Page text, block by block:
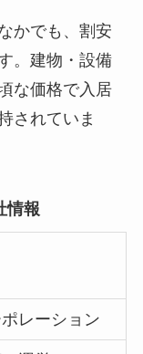
かでも、割安
。建物・設備
な価格で入居
されていま
情報
レーション